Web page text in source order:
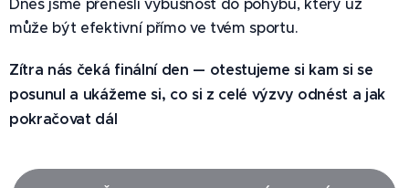
může být efektivní přímo ve tvém sportu.
Zítra nás čeká finální den — otestujeme si kam si se
posunul a ukážeme si, co si z celé výzvy odnést a jak
pokračovat dál